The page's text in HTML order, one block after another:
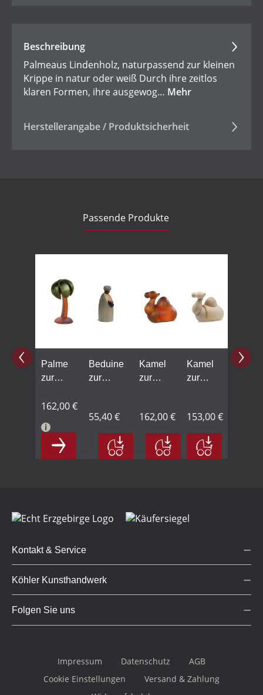
Beschreibung
Palmeaus Lindenholz, naturpassend zur kleinen
Krippe in natur oder weiß Durch ihre zeitlos
klaren Formen, ihre ausgewog… Mehr
Herstellerangabe / Produktsicherheit
Passende Produkte
Palme
zur
klein,
162,00 €
Beduine
zur
farbig
55,40 €
Kamel
zur
farbig
162,00 €
Kamel
zur
natur
153,00 €
Kontakt & Service
Köhler Kunsthandwerk
Folgen Sie uns
Impressum Datenschutz
AGB
Cookie Einstellungen
Versand & Zahlung